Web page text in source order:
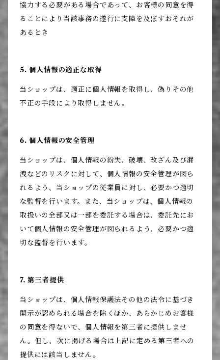
協力する必要がある場合であって、お客様の同意を得
ることにより当該事務の遂行に支障を及ぼすおそれが
あるとき
5. 個人情報の適正な取得
当ショップは、適正に個人情報を取得し、偽りその他
不正の手段により取得しません。
6. 個人情報の安全管理
当ショップは、個人情報の紛失、破壊、改ざん及び漏
洩などのリスクに対して、個人情報の安全管理が図ら
れるよう、当ショップの従業員に対し、必要かつ適切
な監督を行います。また、当ショップは、個人情報の
取扱いの全部又は一部を委託する場合は、委託先にお
いて個人情報の安全管理が図られるよう、必要かつ適
切な監督を行います。
7. 第三者提供
当ショップは、個人情報保護法その他の法令に基づき
開示が認められる場合を除くほか、あらかじめお客様
の同意を得ないで、個人情報を第三者に提供しませ
ん。但し、次に掲げる場合は上記に定める第三者への
提供には該当しません。